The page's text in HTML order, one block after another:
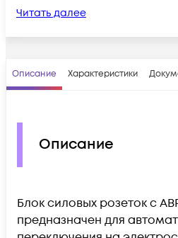
Читать далее
Описание Характеристики
Описание
Блок силовых розеток с
предназначен для